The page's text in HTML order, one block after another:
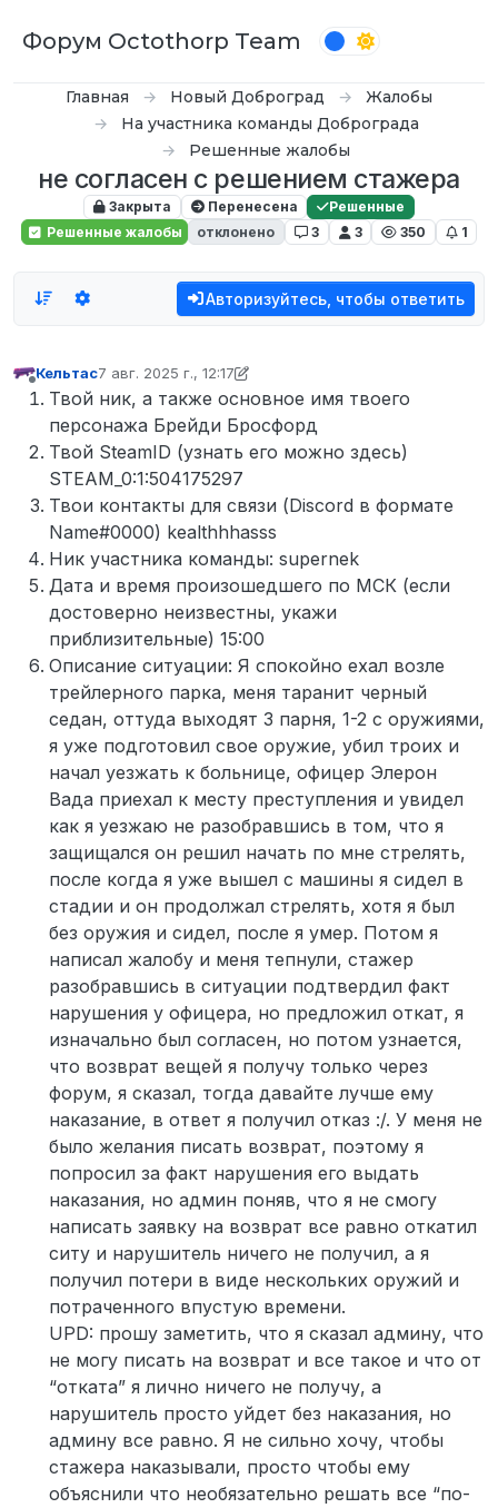
Форум Octothorp Team
Главная Новый Доброград
Жалобы
На участника команды Доброграда
Решенные жалобы
не согласен с решением стажера
Закрыта Перенесена
Решенные
Решенные жалобы
отклонено 3 3 350 1
Авторизуйтесь, чтобы ответить
Не в сети
Кельтас7 авг. 2025 г., 12:17
отредактировано D0n Bar0n
Твой ник, а также основное имя твоего
персонажа Брейди Бросфорд
Твой SteamID (узнать его можно здесь)
STEAM_0:1:504175297
Твои контакты для связи (Discord в формате
Name#0000) kealthhhasss
Ник участника команды: supernek
Дата и время произошедшего по МСК (если
достоверно неизвестны, укажи
приблизительные) 15:00
Описание ситуации: Я спокойно ехал возле
трейлерного парка, меня таранит черный
седан, оттуда выходят 3 парня, 1-2 с оружиями,
я уже подготовил свое оружие, убил троих и
начал уезжать к больнице, офицер Элерон
Вада приехал к месту преступления и увидел
как я уезжаю не разобравшись в том, что я
защищался он решил начать по мне стрелять,
после когда я уже вышел с машины я сидел в
стадии и он продолжал стрелять, хотя я был
без оружия и сидел, после я умер. Потом я
написал жалобу и меня тепнули, стажер
разобравшись в ситуации подтвердил факт
нарушения у офицера, но предложил откат, я
изначально был согласен, но потом узнается,
что возврат вещей я получу только через
форум, я сказал, тогда давайте лучше ему
наказание, в ответ я получил отказ :/. У меня не
было желания писать возврат, поэтому я
попросил за факт нарушения его выдать
наказания, но админ поняв, что я не смогу
написать заявку на возврат все равно откатил
ситу и нарушитель ничего не получил, а я
получил потери в виде нескольких оружий и
потраченного впустую времени.
UPD: прошу заметить, что я сказал админу, что
не могу писать на возврат и все такое и что от
“отката” я лично ничего не получу, а
нарушитель просто уйдет без наказания, но
админу все равно. Я не сильно хочу, чтобы
стажера наказывали, просто чтобы ему
объяснили что необязательно решать все “по-